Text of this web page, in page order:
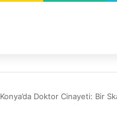
Konya’da Doktor Cinayeti: Bir